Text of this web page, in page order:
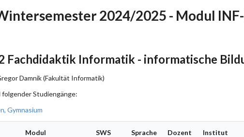
2024/2025 - Modul INF-
Fachdidaktik Informatik - informatische
Damnik (Fakultät Informatik)
Studiengänge:
Gymnasium
Modul SWS Sprache Dozent Institut